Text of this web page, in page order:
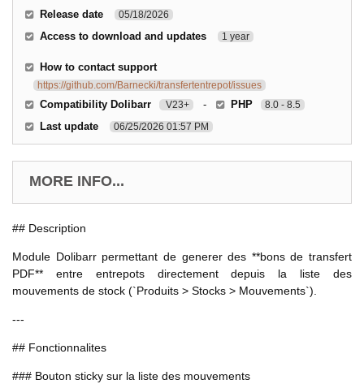
Release date 05/18/2026
Access to download and updates 1 year
How to contact support
https://github.com/Barnecki/transfertentrepot/issues
Compatibility Dolibarr V23+ - PHP 8.0 - 8.5
Last update 06/25/2026 01:57 PM
MORE INFO...
## Description
Module Dolibarr permettant de generer des **bons de transfert
PDF** entre entrepots directement depuis la liste des
mouvements de stock (`Produits > Stocks > Mouvements`).
---
## Fonctionnalites
### Bouton sticky sur la liste des mouvements